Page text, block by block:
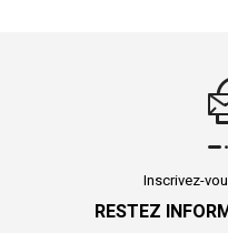
Inscrivez-
RESTEZ